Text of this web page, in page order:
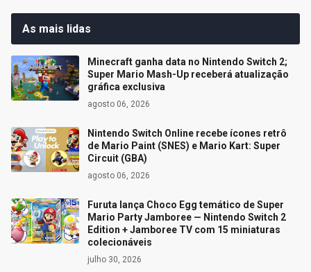
As mais lidas
Minecraft ganha data no Nintendo Switch 2;
Super Mario Mash-Up receberá atualização
gráfica exclusiva
agosto 06, 2026
Nintendo Switch Online recebe ícones retrô
de Mario Paint (SNES) e Mario Kart: Super
Circuit (GBA)
agosto 06, 2026
Furuta lança Choco Egg temático de Super
Mario Party Jamboree — Nintendo Switch 2
Edition + Jamboree TV com 15 miniaturas
colecionáveis
julho 30, 2026